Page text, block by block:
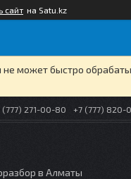
сайт на Satu.kz
не может быстро
(777) 271-00-80 +7 (777) 820-
в Алматы